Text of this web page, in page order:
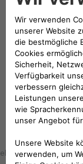
eProWallbox Family